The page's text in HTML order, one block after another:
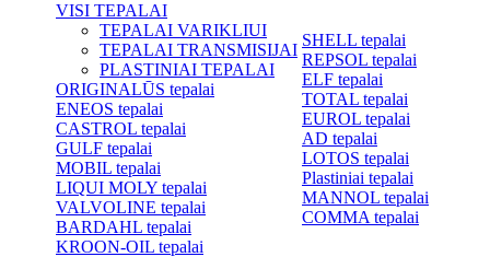
VISI TEPALAI
TEPALAI VARIKLIUI
TEPALAI TRANSMISIJAI
PLASTINIAI TEPALAI
ORIGINALŪS tepalai
ENEOS tepalai
CASTROL tepalai
GULF tepalai
MOBIL tepalai
LIQUI MOLY tepalai
VALVOLINE tepalai
BARDAHL tepalai
KROON-OIL tepalai
SHELL tepalai
REPSOL tepalai
ELF tepalai
TOTAL tepalai
EUROL tepalai
AD tepalai
LOTOS tepalai
Plastiniai tepalai
MANNOL tepalai
COMMA tepalai